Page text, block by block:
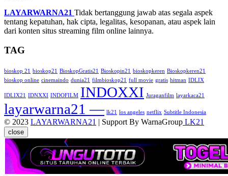
LAYARWARNA21 Tidak bertanggung jawab atas segala aspek
tentang kepatuhan, hak cipta, legalitas, kesopanan, atau aspek lain
dari konten situs streaming film online lainnya.
TAG
bioskop 21 bioskop21 BioskopGratis21 Bioskopin21 bioskopkeren Bioskopkeren21
bioskop online cinemaindo dunia21 filmbioskop21 full movie gratis hitman IDLIX
IDLIX21 IDNXXI INDOFILM INDOXXI Juraganfilm layarkaca21
layarwarna21 — lk21 los angeles netflix Subtitle Indonesia
© 2023 LAYARWARNA21 | Support By WarnaGroup LK21
close